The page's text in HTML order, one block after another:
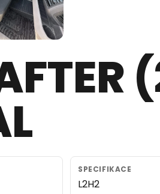
SPECIFIKACE
L2H2